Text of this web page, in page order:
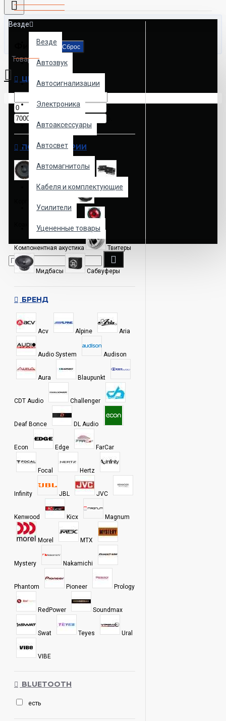
Везде
Везде
Автозвук
Автосигнализации
Электроника
Автоаксессуары
Автосвет
Автомагнитолы
Кабеля и комплектующие
Усилители
Уцененные товары
Товаров: 0 (0.00р.)
Фильтр Сброс
ЦЕНА
ПОДКАТЕГОРИИ
Коаксиальная акустика
Компонентная акустика Твитеры
Мидбасы Сабвуферы
БРЕНД
Acv Alpine Aria
Audio System Audison
Aura Blaupunkt
CDT Audio Challenger
Deaf Bonce DL Audio
Econ Edge FarCar
Focal Hertz
Infinity JBL JVC
Kenwood Kicx Magnum
Morel MTX
Mystery Nakamichi
Phantom Pioneer Prology
RedPower Soundmax
Swat Teyes Ural
VIBE
BLUETOOTH
есть